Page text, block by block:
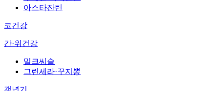
아스타잔틴
코건강
간·위건강
밀크씨슬
그린세라·꾸지뽕
갱년기